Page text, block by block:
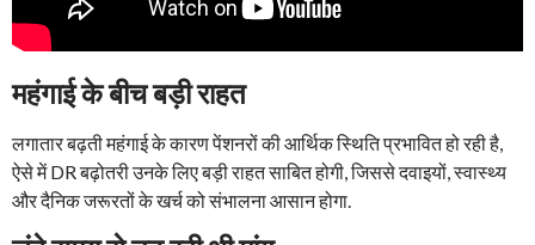
महंगाई के बीच बड़ी राहत
लगातार बढ़ती महंगाई के कारण पेंशनरों की आर्थिक स्थिति प्रभावित हो रही है,
ऐसे में DR बढ़ोतरी उनके लिए बड़ी राहत साबित होगी, जिससे दवाइयों, स्वास्थ्य
और दैनिक जरूरतों के खर्च को संभालना आसान होगा.